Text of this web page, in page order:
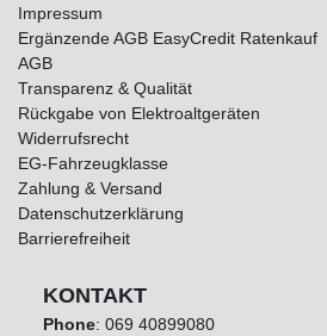
Impressum
Ergänzende AGB EasyCredit Ratenkauf
AGB
Transparenz & Qualität
Rückgabe von Elektroaltgeräten
Widerrufsrecht
EG-Fahrzeugklasse
Zahlung & Versand
Datenschutzerklärung
Barrierefreiheit
KONTAKT
Phone: 069 40899080